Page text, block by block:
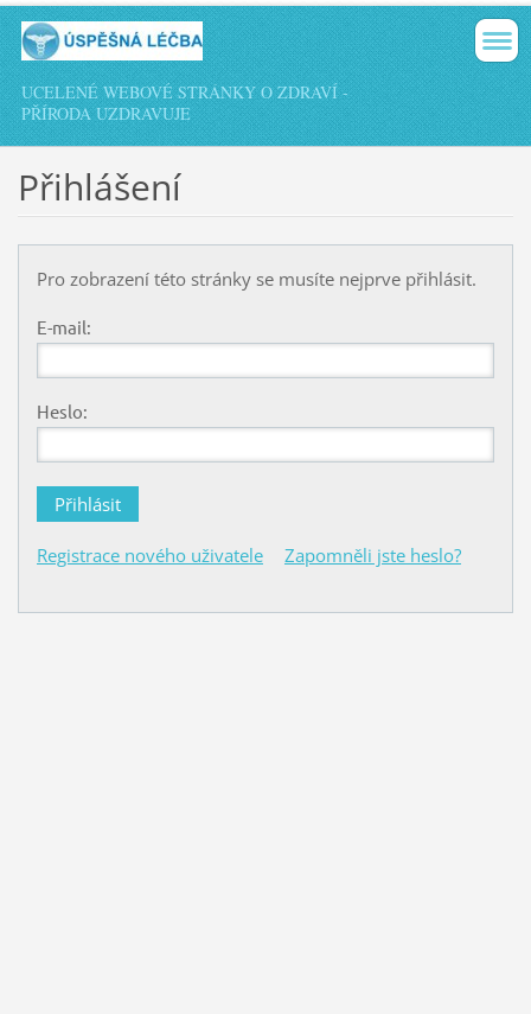
UCELENÉ WEBOVÉ STRÁNKY O ZDRAVÍ -
PŘÍRODA UZDRAVUJE
Přihlášení
Pro zobrazení této stránky se musíte nejprve přihlásit.
E-mail:
Heslo:
Registrace nového uživatele Zapomněli jste heslo?